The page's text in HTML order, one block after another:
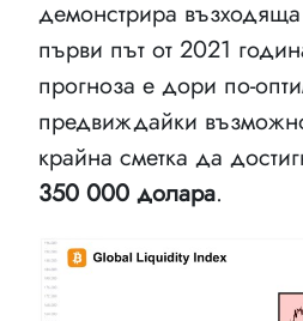
демонстрира
първи път от 2021
прогноза е дори по-
предвиждайки
крайна сметка да
350 000 долара.